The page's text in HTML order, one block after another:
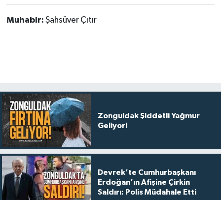
Muhabir: Şahsüver Çıtır
Zonguldak Şiddetli Yağmur
Geliyor!
Devrek’te Cumhurbaşkanı
Erdoğan’ın Afişine Çirkin
Saldırı: Polis Müdahale Etti